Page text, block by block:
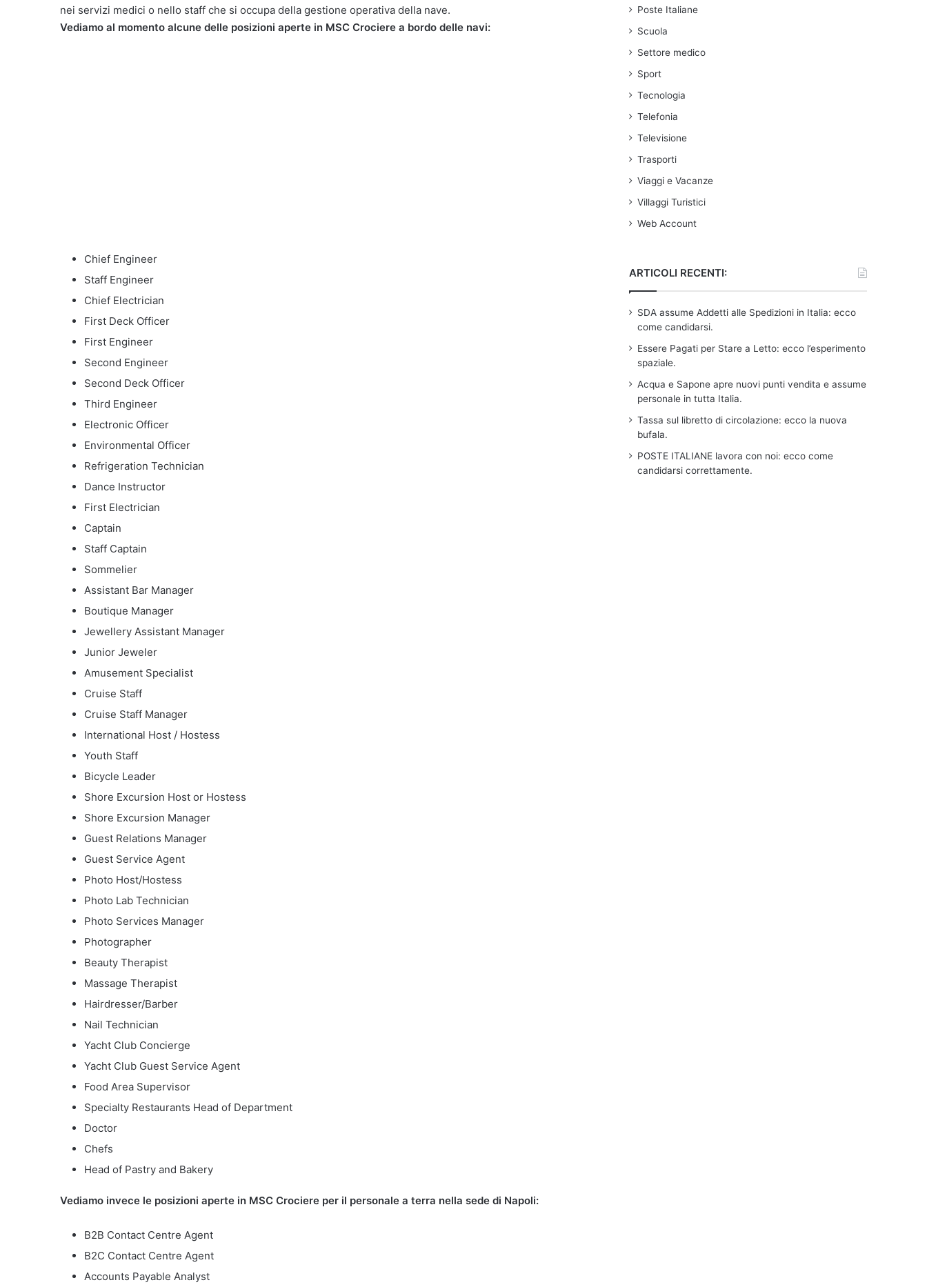
nei servizi medici o nello staff che si occupa della gestione operativa della nave.
Vediamo al momento alcune delle posizioni aperte in MSC Crociere a bordo delle navi:
Chief Engineer
Staff Engineer
Chief Electrician
First Deck Officer
First Engineer
Second Engineer
Second Deck Officer
Third Engineer
Electronic Officer
Environmental Officer
Refrigeration Technician
Dance Instructor
First Electrician
Captain
Staff Captain
Sommelier
Assistant Bar Manager
Boutique Manager
Jewellery Assistant Manager
Junior Jeweler
Amusement Specialist
Cruise Staff
Cruise Staff Manager
International Host / Hostess
Youth Staff
Bicycle Leader
Shore Excursion Host or Hostess
Shore Excursion Manager
Guest Relations Manager
Guest Service Agent
Photo Host/Hostess
Photo Lab Technician
Photo Services Manager
Photographer
Beauty Therapist
Massage Therapist
Hairdresser/Barber
Nail Technician
Yacht Club Concierge
Yacht Club Guest Service Agent
Food Area Supervisor
Specialty Restaurants Head of Department
Doctor
Chefs
Head of Pastry and Bakery
Vediamo invece le posizioni aperte in MSC Crociere per il personale a terra nella sede di Napoli:
B2B Contact Centre Agent
B2C Contact Centre Agent
Accounts Payable Analyst
Poste Italiane
Scuola
Settore medico
Sport
Tecnologia
Telefonia
Televisione
Trasporti
Viaggi e Vacanze
Villaggi Turistici
Web Account
ARTICOLI RECENTI:
SDA assume Addetti alle Spedizioni in Italia: ecco
come candidarsi.
Essere Pagati per Stare a Letto: ecco l’esperimento
spaziale.
Acqua e Sapone apre nuovi punti vendita e assume
personale in tutta Italia.
Tassa sul libretto di circolazione: ecco la nuova
bufala.
POSTE ITALIANE lavora con noi: ecco come
candidarsi correttamente.